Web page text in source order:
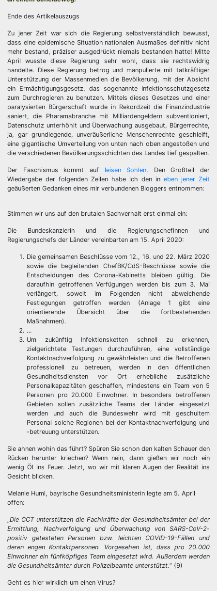
Ende des Artikelauszugs
Zu jener Zeit war sich die Regierung selbstverständlich bewusst,
dass eine epidemische Situation nationalen Ausmaßes definitiv nicht
mehr bestand, präziser ausgedrückt niemals bestanden hatte! Mitte
April wusste diese Regierung sehr wohl, dass sie rechtswidrig
handelte. Diese Regierung betrog und manpulierte mit tatkräftiger
Unterstützung der Massenmedien die Bevölkerung, mit der Absicht
ein Ermächtigungsgesetz, das sogenannte Infektionsschutzgesetz
zum Durchregieren zu benutzen. Mittels dieses Gesetzes und einer
paralysierten Bürgerschaft wurde in Rekordzeit die Finanzindustrie
saniert, die Pharamabranche mit Milliardengeldern subventioniert,
Datenschutz unterhöhlt und Überwachung ausgebaut, Bürgerrechte,
ja, gar grundlegende, unveräußerliche Menschenrechte geschleift,
eine gigantische Umverteilung von unten nach oben angestoßen und
die verschiedenen Bevölkerungsschichten des Landes tief gespalten.
Der Faschismus kommt auf leisen Sohlen. Den Großteil der
Wiedergabe der folgenden Zeilen habe ich den in eben jener Zeit
geäußerten Gedanken eines mir verbundenen Bloggers entnommen:
Stimmen wir uns auf den brutalen Sachverhalt erst einmal ein:
Die Bundeskanzlerin und die Regierungschefinnen und
Regierungschefs der Länder vereinbarten am 15. April 2020:
Die gemeinsamen Beschlüsse vom 12., 16. und 22. März 2020
sowie die begleitenden ChefBK/CdS-Beschlüsse sowie die
Entscheidungen des Corona-Kabinetts bleiben gültig. Die
daraufhin getroffenen Verfügungen werden bis zum 3. Mai
verlängert, soweit im Folgenden nicht abweichende
Festlegungen getroffen werden (Anlage 1 gibt eine
orientierende Übersicht über die fortbestehenden
Maßnahmen).
…
Um zukünftig Infektionsketten schnell zu erkennen,
zielgerichtete Testungen durchzuführen, eine vollständige
Kontaktnachverfolgung zu gewährleisten und die Betroffenen
professionell zu betreuen, werden in den öffentlichen
Gesundheitsdiensten vor Ort erhebliche zusätzliche
Personalkapazitäten geschaffen, mindestens ein Team von 5
Personen pro 20.000 Einwohner. In besonders betroffenen
Gebieten sollen zusätzliche Teams der Länder eingesetzt
werden und auch die Bundeswehr wird mit geschultem
Personal solche Regionen bei der Kontaktnachverfolgung und
-betreuung unterstützen.
Sie ahnen wohin das führt? Spüren Sie schon den kalten Schauer den
Rücken herunter kriechen? Wenn nein, dann gießen wir noch ein
wenig Öl ins Feuer. Jetzt, wo wir mit klaren Augen der Realität ins
Gesicht blicken.
Melanie Huml, bayrische Gesundheitsministerin legte am 5. April
offen:
„Die CCT unterstützen die Fachkräfte der Gesundheitsämter bei der
Ermittlung, Nachverfolgung und Überwachung von SARS-CoV-2-
positiv getesteten Personen bzw. leichten COVID-19-Fällen und
deren engen Kontaktpersonen. Vorgesehen ist, dass pro 20.000
Einwohner ein fünfköpfiges Team eingesetzt wird. Außerdem werden
die Gesundheitsämter durch Polizeibeamte unterstützt.” (9)
Geht es hier wirklich um einen Virus?